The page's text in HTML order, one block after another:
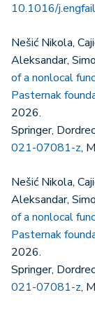
10.1016/
Nešić Nikola,
Aleksandar,
of a nonlocal
Pasternak
2026.
Springer,
021-07081-z,
Nešić Nikola,
Aleksandar,
of a nonlocal
Pasternak
2026.
Springer,
021-07081-z,